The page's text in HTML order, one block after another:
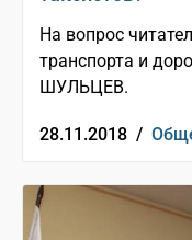
На вопрос
транспорта и
ШУЛЬЦЕВ.
28.11.2018 /